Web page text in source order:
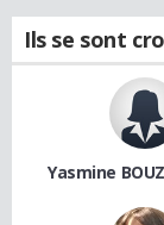
Ils se sont
Yasmine